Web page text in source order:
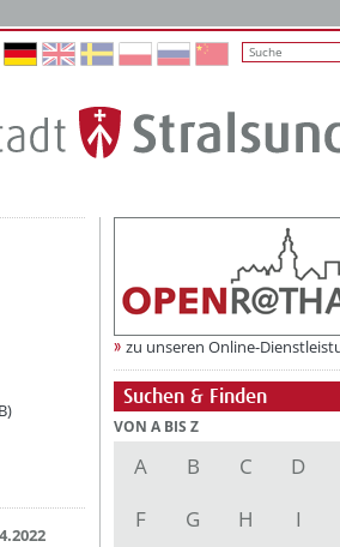
zu unseren Online-
Suchen & Finden
VON A BIS Z
A B C D
F
G H I